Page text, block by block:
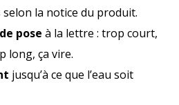
la notice du produit.
pose à la lettre : trop court,
long, ça vire.
jusqu’à ce que l’eau soit